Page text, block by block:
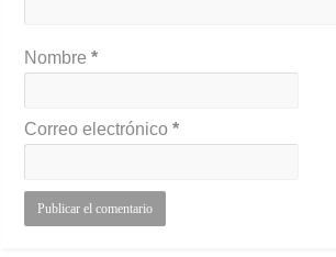
Nombre*
Correo electrónico*